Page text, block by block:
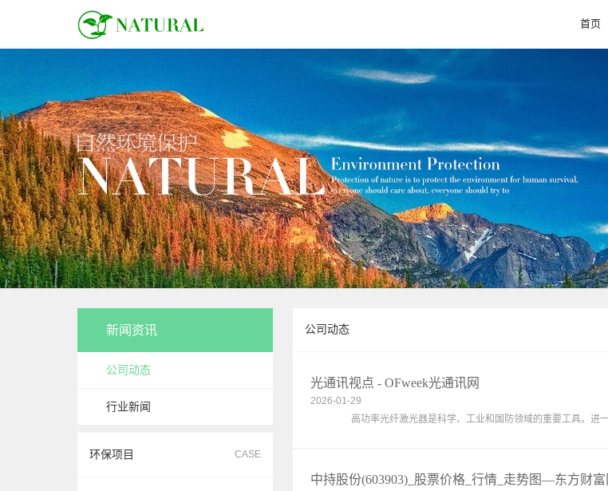
首页
HOME
新闻资讯
公司动态
行业新闻
环保项目 CASE
公司动态
光通讯视点 - OFweek光通讯网
2026-01-29
高功率光纤激光器是科学、工业和国防领域的重要工具。进一
中持股份(603903)_股票价格_行情_走势图—东方财富